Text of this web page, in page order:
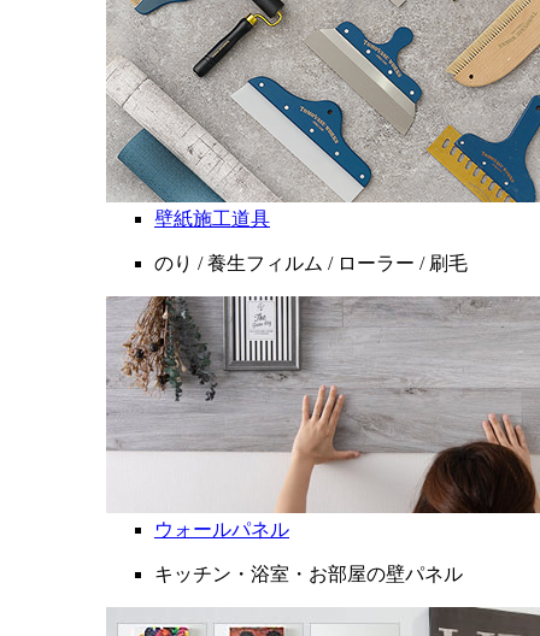
壁紙施工道具
のり / 養生フィルム / ローラー / 刷毛
ウォールパネル
キッチン・浴室・お部屋の壁パネル